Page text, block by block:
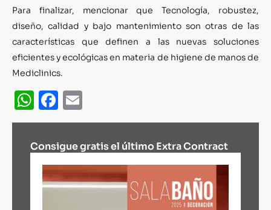
Para finalizar, mencionar que Tecnología, robustez,
diseño, calidad y bajo mantenimiento son otras de las
características que definen a las nuevas soluciones
eficientes y ecológicas en materia de higiene de manos de
Mediclinics.
WhatsApp
Facebook
Consigue gratis el último Extra Contract